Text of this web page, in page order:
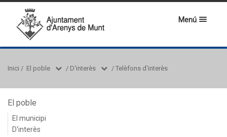
Menú
Inici / El poble / D'interès / Telèfons d'interès
El poble
El municipi
D'interès